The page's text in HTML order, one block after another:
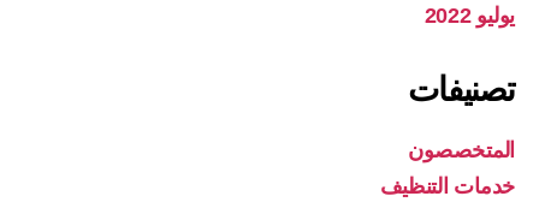
يوليو 2022
تصنيفات
المتخصصون
خدمات التنظيف